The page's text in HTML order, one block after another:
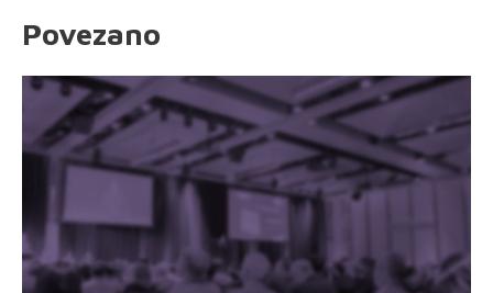
Povezano